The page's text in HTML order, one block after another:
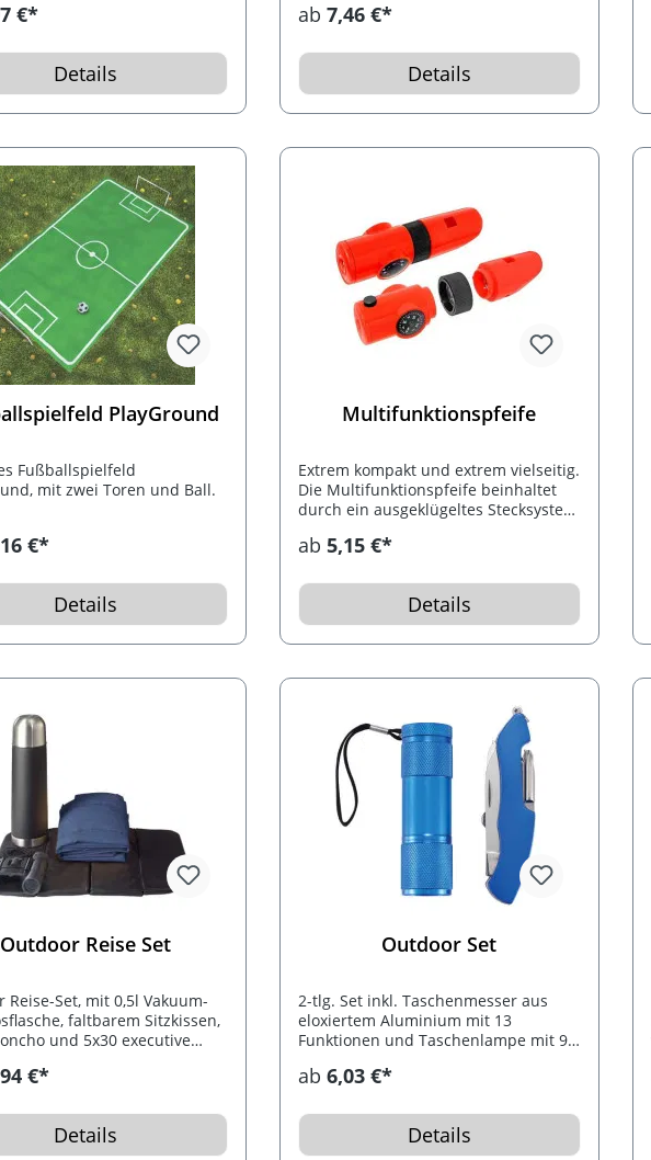
€*
Details
Fun- Artikeln: Badminton-Set, Space
Flyer, Badbox mit Umhängekordel und
ab 7,46 €*
Details
PlayGround
Fußballspielfeld
mit zwei Toren und Ball.
€*
Details
Multifunktionspfeife
Extrem kompakt und extrem vielseitig.
Die Multifunktionspfeife beinhaltet
durch ein ausgeklügeltes Stecksystem
Signalpfeife, eine LED-Beleuchtung,
eine Lupe und einen Spiegel.
ab 5,15 €*
Details
Outdoor Reise Set
Reise-Set, mit 0,5l Vakuum-
faltbarem Sitzkissen,
und 5x30 executive
€*
Details
Outdoor Set
2-tlg. Set inkl. Taschenmesser aus
eloxiertem Aluminium mit 13
Funktionen und Taschenlampe mit 9
schwarzen Geschenkbox mit
ab 6,03 €*
Details